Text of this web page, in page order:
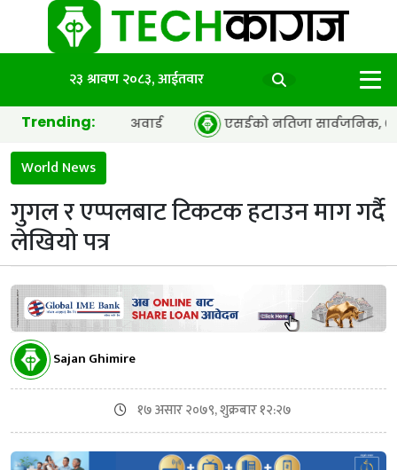
२३ श्रावण २०८३, आईतवार
Trending:
द इयर’ अवार्ड एसईको नतिजा सार्वजनिक, ६५.९८ प्रतिशत
World News
गुगल र एप्पलबाट टिकटक हटाउन माग गर्दै
लेखियो पत्र
Sajan Ghimire
१७ असार २०७९, शुक्रबार १२:२७